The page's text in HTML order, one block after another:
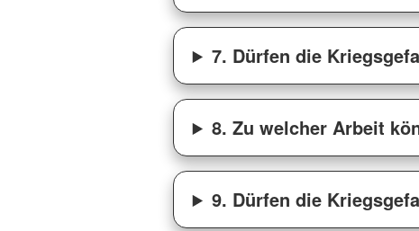
7. Dürfen die
8. Zu welcher Arbeit
9. Dürfen die